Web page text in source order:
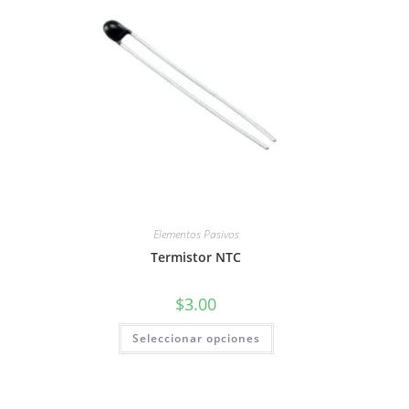
Elementos Pasivos
Termistor NTC
$3.00
Seleccionar opciones
Este
tiene